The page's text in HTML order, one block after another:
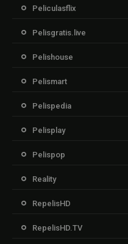
Peliculasflix
Pelisgratis.live
Pelishouse
Pelismart
Pelispedia
Pelisplay
Pelispop
Reality
RepelisHD
RepelisHD.TV